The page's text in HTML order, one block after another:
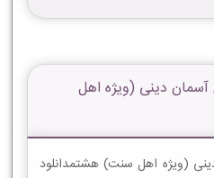
آسمان دینی (ویژه اهل
(ویژه اهل سنت) هشتمدانلود